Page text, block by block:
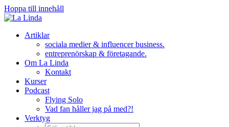
Hoppa till innehåll
Artiklar
sociala medier & influencer business.
entreprenörskap & företagande.
Om La Linda
Kontakt
Kurser
Podcast
Flying Solo
Vad fan håller jag på med?!
Verktyg